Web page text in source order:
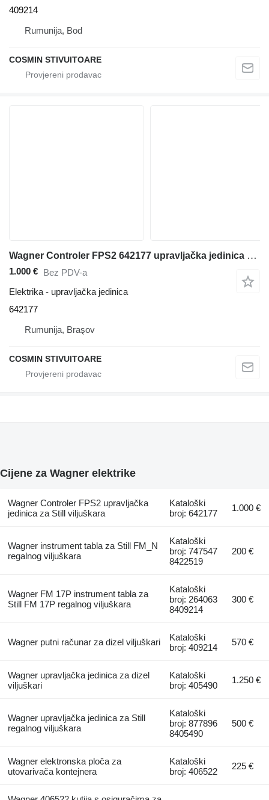
409214
Rumunija, Bod
COSMIN STIVUITOARE
Wagner Controler FPS2 642177 upravljačka jedinica za Still viljuškara
1.000 € Bez PDV-a
Elektrika - upravljačka jedinica
642177
Rumunija, Braşov
COSMIN STIVUITOARE
Cijene za Wagner elektrike
Wagner Controler FPS2 upravljačka
jedinica za Still viljuškara
Kataloški
broj: 642177
1.000 €
Wagner instrument tabla za Still FM_N
regalnog viljuškara
Kataloški
broj: 747547
8422519
200 €
Wagner FM 17P instrument tabla za
Still FM 17P regalnog viljuškara
Kataloški
broj: 264063
8409214
300 €
Wagner putni računar za dizel viljuškari
Kataloški
broj: 409214
570 €
Wagner upravljačka jedinica za dizel
viljuškari
Kataloški
broj: 405490
1.250 €
Wagner upravljačka jedinica za Still
regalnog viljuškara
Kataloški
broj: 877896
8405490
500 €
Wagner elektronska ploča za
utovarivača kontejnera
Kataloški
broj: 406522
225 €